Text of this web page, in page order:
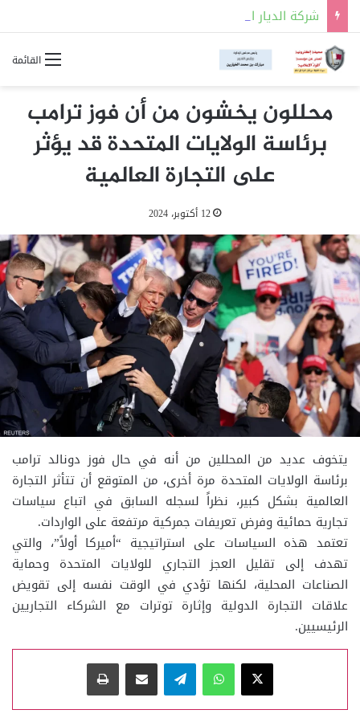
القائمة
محللون يخشون من أن فوز ترامب
برئاسة الولايات المتحدة قد يؤثر
على التجارة العالمية
12 أكتوبر، 2024
يتخوف عديد من المحللين من أنه في حال فوز دونالد ترامب
برئاسة الولايات المتحدة مرة أخرى، من المتوقع أن تتأثر التجارة
العالمية بشكل كبير، نظراً لسجله السابق في اتباع سياسات
تجارية حمائية وفرض تعريفات جمركية مرتفعة على الواردات.
تعتمد هذه السياسات على استراتيجية “أميركا أولاً”، والتي
تهدف إلى تقليل العجز التجاري للولايات المتحدة وحماية
الصناعات المحلية، لكنها تؤدي في الوقت نفسه إلى تقويض
علاقات التجارة الدولية وإثارة توترات مع الشركاء التجاريين
الرئيسيين.
‫X
واتسابتيلقراممشاركة عبر البريد طباعة